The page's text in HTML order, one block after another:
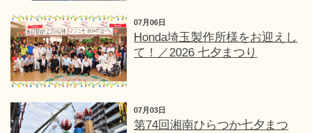
07月06日
Honda埼玉製作所様をお迎えし
て！／2026 七夕まつり
07月03日
第74回湘南ひらつか七夕まつ